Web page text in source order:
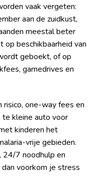
vaak vergeten:
aan de zuidkust,
meestal beter
op beschikbaarheid van
geboekt, of op
gamedrives en
risico, one-way fees en
te kleine auto voor
kinderen het
vrije gebieden.
24/7 noodhulp en
voorkom je stress